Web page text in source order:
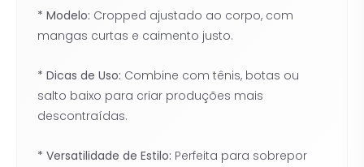
* Modelo: Cropped ajustado ao corpo, com
mangas curtas e caimento justo.
* Dicas de Uso: Combine com tênis, botas ou
salto baixo para criar produções mais
descontraídas.
* Versatilidade de Estilo: Perfeita para sobrepor